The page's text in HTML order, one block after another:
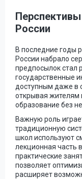
России
В последние годы
России набрало
предпосылок стал
государственные
доступным даже в
открывая жителям
образование без
Важную роль
традиционную
школ используют
лекционная часть
практические
позволяет
расширяет